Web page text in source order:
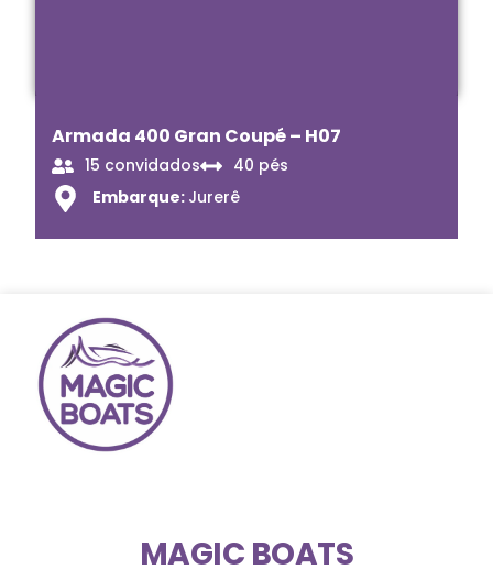
Armada 400 Gran Coupé – H07
15 convidados
40 pés
Embarque: Jurerê
MAGIC BOATS